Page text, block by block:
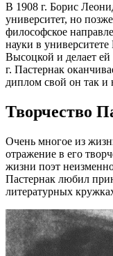
В 1908 г. Борис
университет, но
философское
науки в
Высоцкой и делает
г. Пастернак
диплом свой он так и
Творчество
Очень многое из
отражение в его
жизни поэт
Пастернак любил
литературных